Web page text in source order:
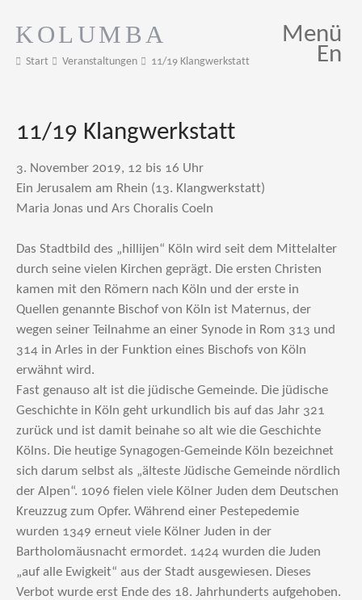
KOLUMBA
Start Veranstaltungen 11/19 Klangwerkstatt
Menü
En
11/19 Klangwerkstatt
3. November 2019, 12 bis 16 Uhr
Ein Jerusalem am Rhein (13. Klangwerkstatt)
Maria Jonas und Ars Choralis Coeln
Das Stadtbild des „hillijen“ Köln wird seit dem Mittelalter
durch seine vielen Kirchen geprägt. Die ersten Christen
kamen mit den Römern nach Köln und der erste in
Quellen genannte Bischof von Köln ist Maternus, der
wegen seiner Teilnahme an einer Synode in Rom 313 und
314 in Arles in der Funktion eines Bischofs von Köln
erwähnt wird.
Fast genauso alt ist die jüdische Gemeinde. Die jüdische
Geschichte in Köln geht urkundlich bis auf das Jahr 321
zurück und ist damit beinahe so alt wie die Geschichte
Kölns. Die heutige Synagogen-Gemeinde Köln bezeichnet
sich darum selbst als „älteste Jüdische Gemeinde nördlich
der Alpen“. 1096 fielen viele Kölner Juden dem Deutschen
Kreuzzug zum Opfer. Während einer Pestepedemie
wurden 1349 erneut viele Kölner Juden in der
Bartholomäusnacht ermordet. 1424 wurden die Juden
„auf alle Ewigkeit“ aus der Stadt ausgewiesen. Dieses
Verbot wurde erst Ende des 18. Jahrhunderts aufgehoben.